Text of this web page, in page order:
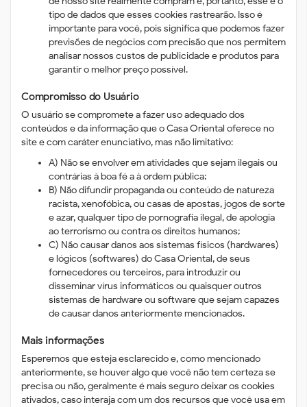
tipo de dados que esses cookies rastrearão. Isso é
importante para você, pois significa que podemos fazer
previsões de negócios com precisão que nos permitem
analisar nossos custos de publicidade e produtos para
garantir o melhor preço possível.
Compromisso do Usuário
O usuário se compromete a fazer uso adequado dos
conteúdos e da informação que o Casa Oriental oferece no
site e com caráter enunciativo, mas não limitativo:
A) Não se envolver em atividades que sejam ilegais ou
contrárias à boa fé a à ordem pública;
B) Não difundir propaganda ou conteúdo de natureza
racista, xenofóbica, ou casas de apostas, jogos de sorte
e azar, qualquer tipo de pornografia ilegal, de apologia
ao terrorismo ou contra os direitos humanos;
C) Não causar danos aos sistemas físicos (hardwares)
e lógicos (softwares) do Casa Oriental, de seus
fornecedores ou terceiros, para introduzir ou
disseminar vírus informáticos ou quaisquer outros
sistemas de hardware ou software que sejam capazes
de causar danos anteriormente mencionados.
Mais informações
Esperemos que esteja esclarecido e, como mencionado
anteriormente, se houver algo que você não tem certeza se
precisa ou não, geralmente é mais seguro deixar os cookies
ativados, caso interaja com um dos recursos que você usa em